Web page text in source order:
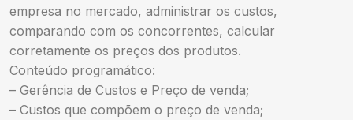
empresa no mercado, administrar os custos,
comparando com os concorrentes, calcular
corretamente os preços dos produtos.
Conteúdo programático:
– Gerência de Custos e Preço de venda;
– Custos que compõem o preço de venda;